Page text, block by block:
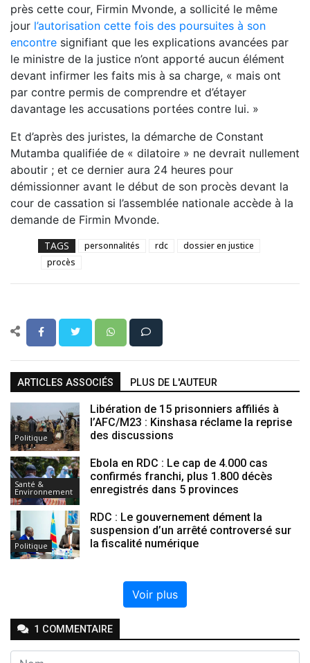
près cette cour, Firmin Mvonde, a sollicité le même
jour l’autorisation cette fois des poursuites à son
encontre signifiant que les explications avancées par
le ministre de la justice n’ont apporté aucun élément
devant infirmer les faits mis à sa charge, « mais ont
par contre permis de comprendre et d’étayer
davantage les accusations portées contre lui. »
Et d’après des juristes, la démarche de Constant
Mutamba qualifiée de « dilatoire » ne devrait nullement
aboutir ; et ce dernier aura 24 heures pour
démissionner avant le début de son procès devant la
cour de cassation si l’assemblée nationale accède à la
demande de Firmin Mvonde.
TAGS personnalités rdc
dossier en justice
procès
ARTICLES ASSOCIÉS PLUS DE L'AUTEUR
Politique
Libération de 15 prisonniers affiliés à
l’AFC/M23 : Kinshasa réclame la reprise
des discussions
Santé &
Environnement
Ebola en RDC : Le cap de 4.000 cas
confirmés franchi, plus 1.800 décès
enregistrés dans 5 provinces
Politique
RDC : Le gouvernement dément la
suspension d’un arrêté controversé sur
la fiscalité numérique
Voir plus
1 COMMENTAIRE